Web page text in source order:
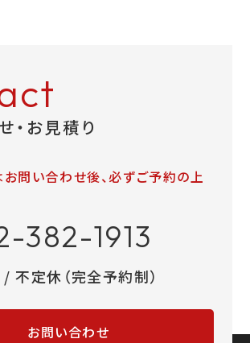
LINEお見積り
・お見積り
問い合わせ後、必ずご予約の上
382-1913
定休（完全予約制）
お問い合わせ